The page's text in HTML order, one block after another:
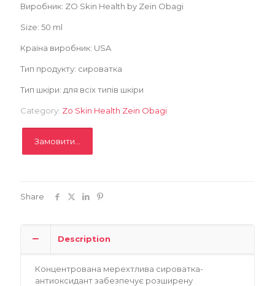
Виробник: ZO Skin Health by Zein Obagi
Size: 50 ml
Країна виробник: USA
Тип продукту: сироватка
Тип шкіри: для всіх типів шкіри
Category: Zo Skin Health Zein Obagi
Замовити...
Share
Description
Концентрована мерехтлива сироватка-
антиоксидант забезпечує розширену